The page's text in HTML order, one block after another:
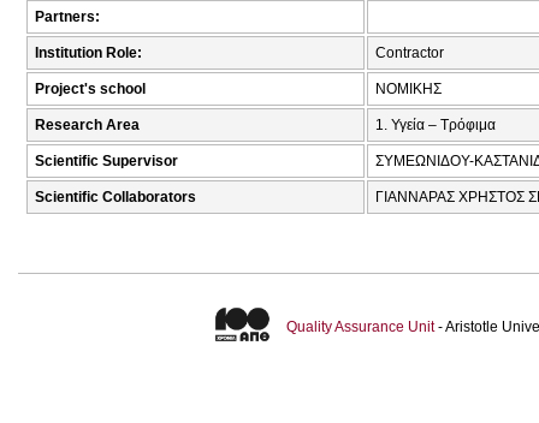
Partners:
Institution Role: Contractor
Project's school ΝΟΜΙΚΗΣ
Research Area 1. Υγεία – Τρόφιμα
Scientific Supervisor ΣΥΜΕΩΝΙΔΟΥ-
Scientific Collaborators ΓΙΑΝΝΑΡΑΣ ΧΡΗΣΤΟΣ
Quality Assurance Unit- Aristotle